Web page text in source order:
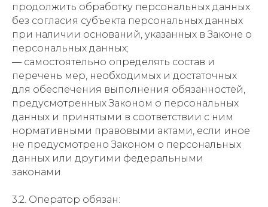
продолжить обработку персональных данных
без согласия субъекта персональных данных
при наличии оснований, указанных в Законе о
персональных данных;
— самостоятельно определять состав и
перечень мер, необходимых и достаточных
для обеспечения выполнения обязанностей,
предусмотренных Законом о персональных
данных и принятыми в соответствии с ним
нормативными правовыми актами, если иное
не предусмотрено Законом о персональных
данных или другими федеральными
законами.
3.2. Оператор обязан: